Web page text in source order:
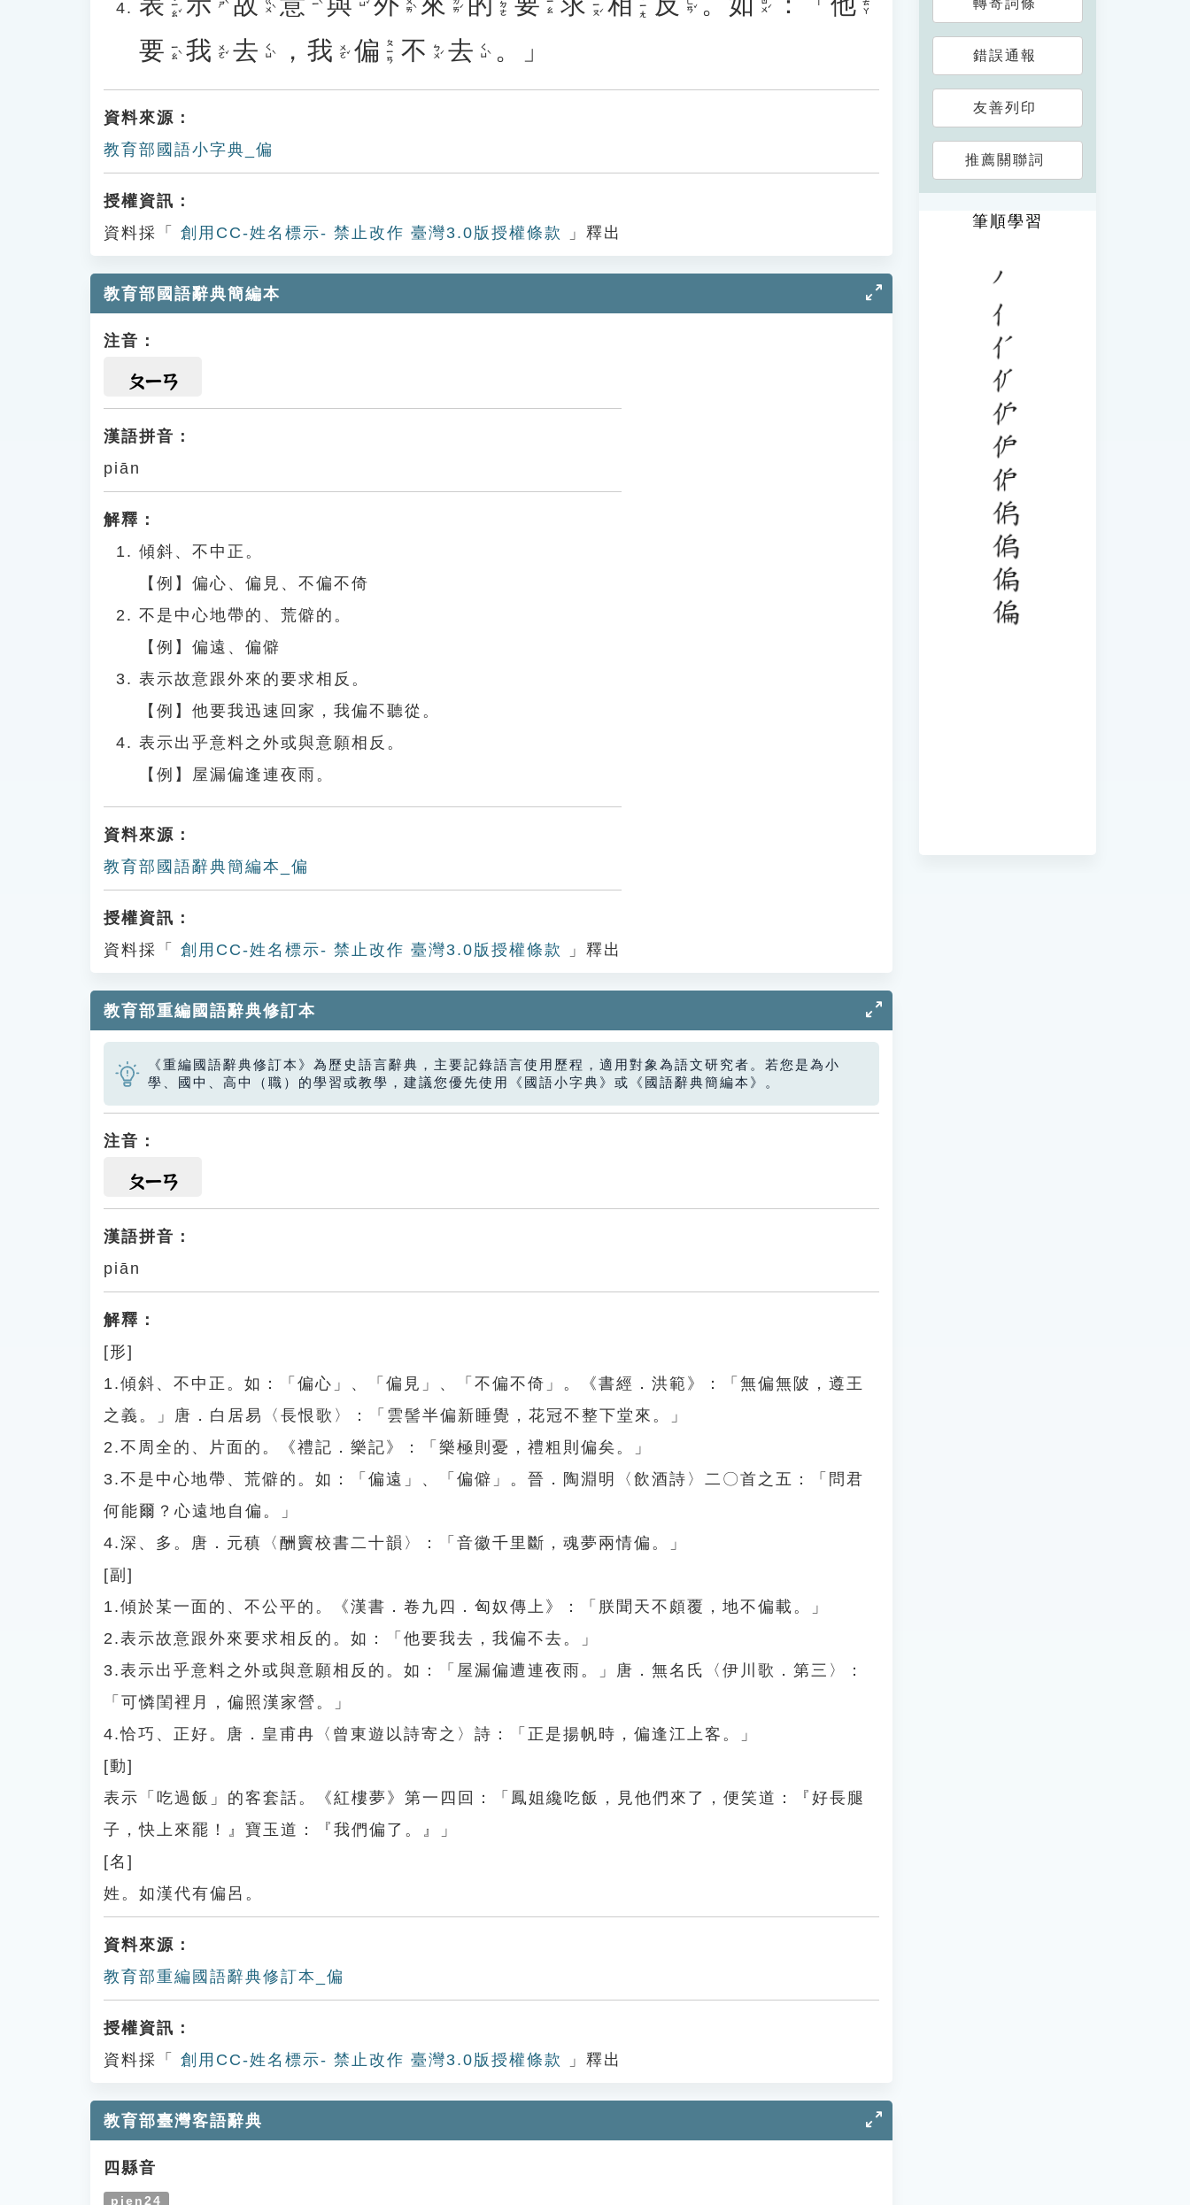
ㄅㄧㄠˇ ㄕˋ ㄍㄨˋ ㄧˋ ㄩˇ ㄨㄞˋ ㄌㄞˊ ˙ㄉㄜ ㄧㄠ ㄑㄧㄡˊ ㄒㄧㄤ ㄈㄢˇ ㄖㄨˊ ㄊㄚ
要 ㄧㄠˋ 我 ㄨㄛˇ 去 ㄑㄩˋ ， 我 ㄨㄛˇ 偏 ㄆㄧㄢ 不 ㄅㄨˊ 去 ㄑㄩˋ 。」
資料來源：
教育部國語小字典_偏
授權資訊：
資料採「
創用CC-姓名標示- 禁止改作 臺灣3.0版授權條款 」釋出
教育部國語辭典簡編本
注音：
ㄆㄧㄢ
漢語拼音：
piān
解釋：
傾斜、不中正。
【例】偏心、偏見、不偏不倚
不是中心地帶的、荒僻的。
【例】偏遠、偏僻
表示故意跟外來的要求相反。
【例】他要我迅速回家，我偏不聽從。
表示出乎意料之外或與意願相反。
【例】屋漏偏逢連夜雨。
資料來源：
教育部國語辭典簡編本_偏
授權資訊：
資料採「
創用CC-姓名標示- 禁止改作 臺灣3.0版授權條款 」釋出
教育部重編國語辭典修訂本
《重編國語辭典修訂本》為歷史語言辭典，主要記錄語言使用歷程，適用對象為語文研究者。若您是為小
學、國中、高中（職）的學習或教學，建議您優先使用《國語小字典》或《國語辭典簡編本》。
注音：
ㄆㄧㄢ
漢語拼音：
piān
解釋：
[形]
1.傾斜、不中正。如：「偏心」、「偏見」、「不偏不倚」。《書經．洪範》：「無偏無陂，遵王
之義。」唐．白居易〈長恨歌〉：「雲髻半偏新睡覺，花冠不整下堂來。」
2.不周全的、片面的。《禮記．樂記》：「樂極則憂，禮粗則偏矣。」
3.不是中心地帶、荒僻的。如：「偏遠」、「偏僻」。晉．陶淵明〈飲酒詩〉二〇首之五：「問君
何能爾？心遠地自偏。」
4.深、多。唐．元稹〈酬竇校書二十韻〉：「音徽千里斷，魂夢兩情偏。」
[副]
1.傾於某一面的、不公平的。《漢書．卷九四．匈奴傳上》：「朕聞天不頗覆，地不偏載。」
2.表示故意跟外來要求相反的。如：「他要我去，我偏不去。」
3.表示出乎意料之外或與意願相反的。如：「屋漏偏遭連夜雨。」唐．無名氏〈伊川歌．第三〉：
「可憐閨裡月，偏照漢家營。」
4.恰巧、正好。唐．皇甫冉〈曾東遊以詩寄之〉詩：「正是揚帆時，偏逢江上客。」
[動]
表示「吃過飯」的客套話。《紅樓夢》第一四回：「鳳姐纔吃飯，見他們來了，便笑道：『好長腿
子，快上來罷！』寶玉道：『我們偏了。』」
[名]
姓。如漢代有偏呂。
資料來源：
教育部重編國語辭典修訂本_偏
授權資訊：
資料採「
創用CC-姓名標示- 禁止改作 臺灣3.0版授權條款 」釋出
教育部臺灣客語辭典
四縣音
pien24
轉寄詞條
錯誤通報
友善列印
推薦關聯詞
筆順學習